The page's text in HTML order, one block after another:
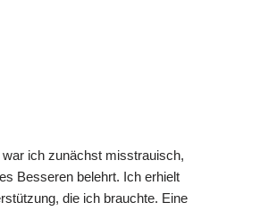
ich zunächst misstrauisch,
Besseren belehrt. Ich erhielt
die ich brauchte. Eine